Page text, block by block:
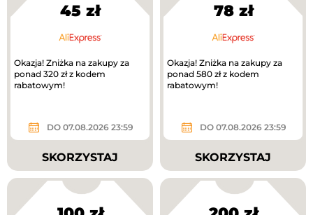
45 zł
Okazja! Zniżka na zakupy za
ponad 320 zł z kodem
rabatowym!
DO 07.08.2026 23:59
SKORZYSTAJ
78 zł
Okazja! Zniżka na zakupy za
ponad 580 zł z kodem
rabatowym!
DO 07.08.2026 23:59
SKORZYSTAJ